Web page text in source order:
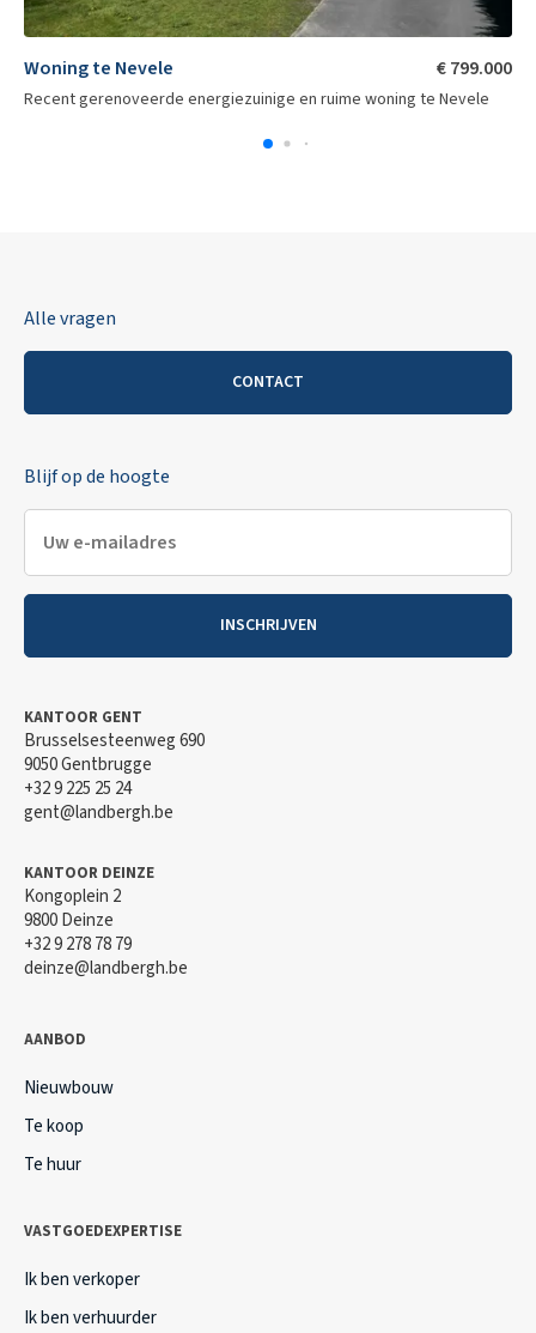
Woning te Nevele € 799.000
Recent gerenoveerde energiezuinige en ruime woning te Nevele
Alle vragen
CONTACT
Blijf op de hoogte
INSCHRIJVEN
KANTOOR GENT
Brusselsesteenweg 690
9050 Gentbrugge
+32 9 225 25 24
gent@landbergh.be
KANTOOR DEINZE
Kongoplein 2
9800 Deinze
+32 9 278 78 79
deinze@landbergh.be
AANBOD
Nieuwbouw
Te koop
Te huur
VASTGOEDEXPERTISE
Ik ben verkoper
Ik ben verhuurder